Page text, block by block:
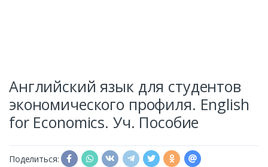
Английский язык для студентов
экономического профиля. English
for Economics. Уч. Пособие
Поделиться: